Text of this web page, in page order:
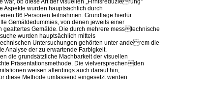
Aspekte wurden hauptsächlich durch
86 Personen teilnahmen. Grundlage hierfür
Gemäldedummies, von denen jeweils einer
gealtertes Gemälde. Die durch mehrere messtechnische
wurden hauptsächlich mittels
Untersuchungen gehörten unter anderem die
Analyse der zu erwartende Farbigkeit.
die grundsätzliche Machbarkeit der visuellen
Präsentationsmethode. Die vielversprechenden
weisen allerdings auch darauf hin,
diese Methode umfassend eingesetzt werden